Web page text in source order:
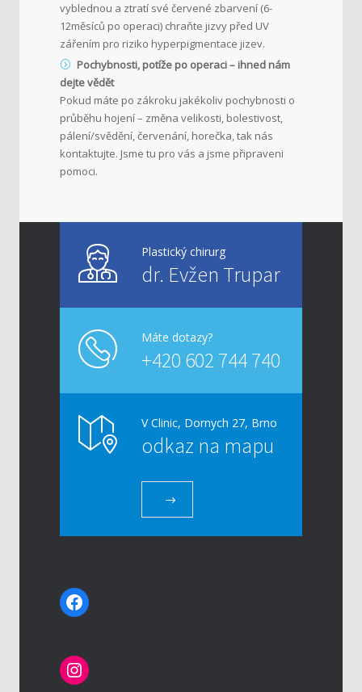
vyblednou a ztratí své červené zbarvení (6-
12měsíců po operaci) chraňte jizvy před UV
zářením pro riziko hyperpigmentace jizev.
Pochybnosti, potíže po operaci – ihned nám
dejte vědět
Pokud máte po zákroku jakékoliv pochybnosti o
průběhu hojení – změna velikosti, bolestivost,
pálení/svědění, červenání, horečka, tak nás
kontaktujte. Jsme tu pro vás a jsme připraveni
pomoci.
Plastický chirurg
dr. Evžen Trupar
Máte dotazy?
+420 602 744 740
V Clinic, Dornych 27, Brno
odkaz na mapu
Facebook
Instagram